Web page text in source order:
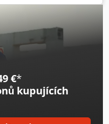
Počet rotátorů: 4 Průměr
na rotátor: 11 na
rotátoru / 4 dvojité prsty
převodovka
zavěšení 4 otočná kola na
DPH Cjdpfx Ajv H Rw Ujp
€*
kupujících